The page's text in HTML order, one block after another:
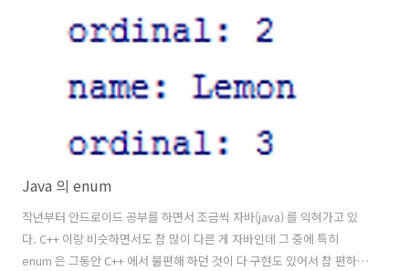
Java 의 enum
작년부터 안드로이드 공부를 하면서 조금씩 자바(java) 를 익혀가고 있
다. C++ 이랑 비슷하면서도 참 많이 다른 게 자바인데 그 중에 특히
enum 은 그동안 C++ 에서 불편해 하던 것이 다 구현도 있어서 참 편하다